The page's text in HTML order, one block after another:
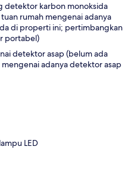
detektor karbon monoksida
rumah mengenai adanya
di properti ini; pertimbangkan
portabel)
detektor asap (belum ada
adanya detektor asap
LED